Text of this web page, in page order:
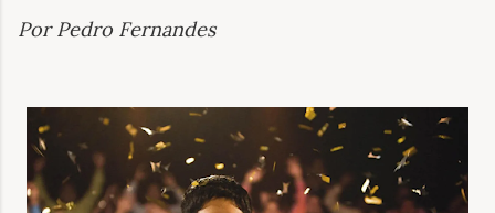
Por Pedro Fernandes